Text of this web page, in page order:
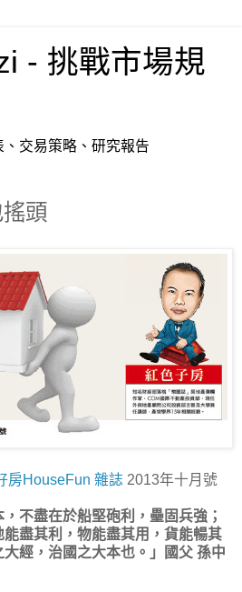
- 挑戰市場規
交易策略、研究報告
頭
房HouseFun 雜誌 2013年十月號
，不盡在於船堅砲利，壘固兵強；
盡其利，物能盡其用，貨能暢其
經，治國之大本也。」國父 孫中